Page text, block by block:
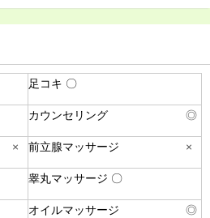
足コキ 〇
カウンセリング ◎
× 前立腺マッサージ ×
睾丸マッサージ 〇
オイルマッサージ ◎